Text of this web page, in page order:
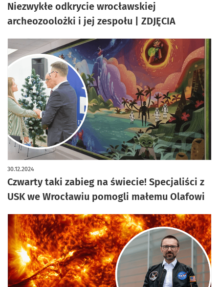
Niezwykłe odkrycie wrocławskiej
archeozoolożki i jej zespołu | ZDJĘCIA
Czwarty taki zabieg na świecie! Specjaliści z
USK we Wrocławiu pomogli małemu Olafowi
30.12.2024